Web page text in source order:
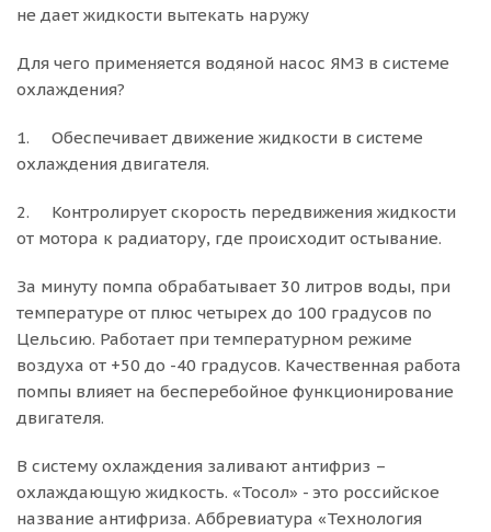
не дает жидкости вытекать наружу
Для чего применяется водяной насос ЯМЗ в системе
охлаждения?
1. Обеспечивает движение жидкости в системе
охлаждения двигателя.
2. Контролирует скорость передвижения жидкости
от мотора к радиатору, где происходит остывание.
За минуту помпа обрабатывает 30 литров воды, при
температуре от плюс четырех до 100 градусов по
Цельсию. Работает при температурном режиме
воздуха от +50 до -40 градусов. Качественная работа
помпы влияет на бесперебойное функционирование
двигателя.
В систему охлаждения заливают антифриз –
охлаждающую жидкость. «Тосол» - это российское
название антифриза. Аббревиатура «Технология